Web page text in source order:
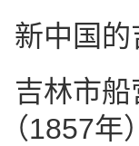
新中国
吉林市
（1857